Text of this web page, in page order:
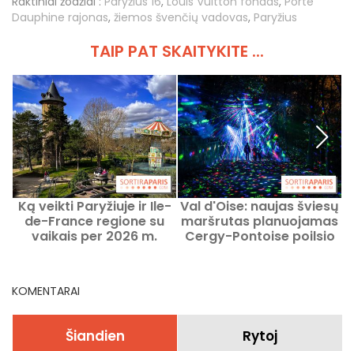
Dauphine rajonas, žiemos švenčių vadovas, Paryžius
TAIP PAT SKAITYKITE ...
Ką veikti Paryžiuje ir Ile-
de-France regione su
vaikais per 2026 m.
Val d'Oise: naujas šviesų
maršrutas planuojamas
Cergy-Pontoise poilsio
KOMENTARAI
Šiandien Rytoj